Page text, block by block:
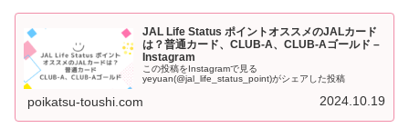
JAL Life Status ポイントオススメのJALカード
は？普通カード、CLUB-A、CLUB-Aゴールド –
Instagram
この投稿をInstagramで見る
yeyuan(@jal_life_status_point)がシェアした投稿
poikatsu-toushi.com 2024.10.19